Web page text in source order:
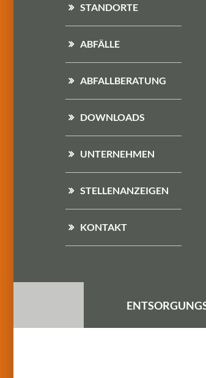
STANDORTE
ABFÄLLE
ABFALLBERATUNG
DOWNLOADS
UNTERNEHMEN
STELLENANZEIGEN
KONTAKT